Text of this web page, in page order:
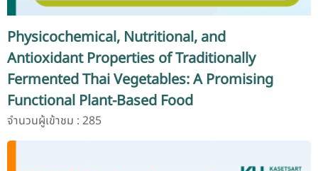
Physicochemical, Nutritional, and
Antioxidant Properties of Traditionally
Fermented Thai Vegetables: A Promising
Functional Plant-Based Food
จำนวนผู้เข้าชม : 285